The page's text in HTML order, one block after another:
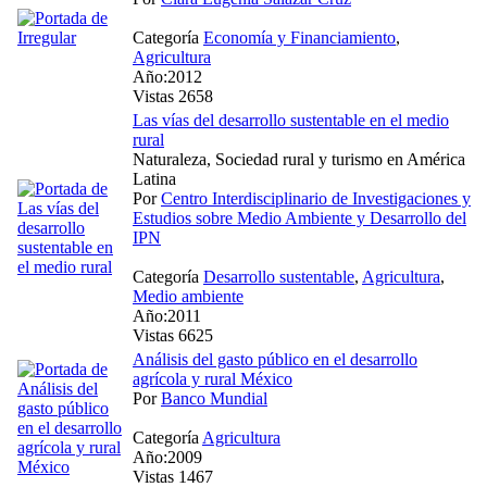
Categoría Economía y Financiamiento,
Agricultura
Año:2012
Vistas 2658
Las vías del desarrollo sustentable en el medio
rural
Naturaleza, Sociedad rural y turismo en América
Latina
PorCentro Interdisciplinario de Investigaciones y
Estudios sobre Medio Ambiente y Desarrollo del
IPN
Categoría Desarrollo sustentable, Agricultura,
Medio ambiente
Año:2011
Vistas 6625
Análisis del gasto público en el desarrollo
agrícola y rural México
PorBanco Mundial
Categoría Agricultura
Año:2009
Vistas 1467